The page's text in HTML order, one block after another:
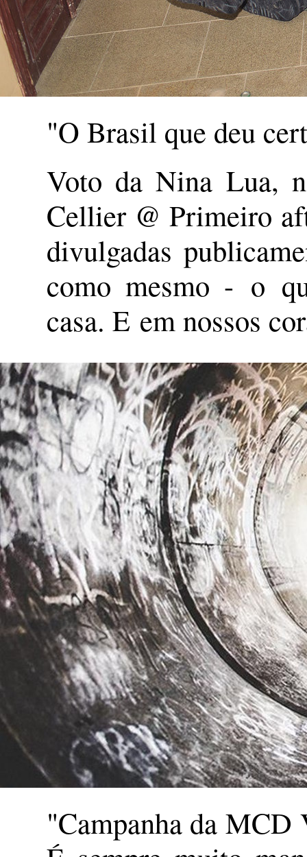
"O Brasil que deu
Voto da Nina Lua,
Cellier @ Primeiro
divulgadas
como mesmo - o
casa. E em nossos
"Campanha da MCD